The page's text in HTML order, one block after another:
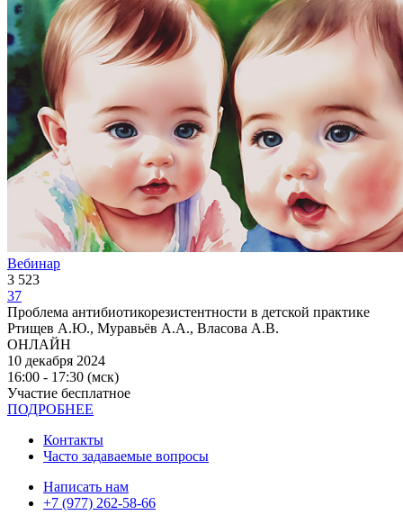
Вебинар
3 523
37
Проблема антибиотикорезистентности в детской практике
Ртищев А.Ю., Муравьёв А.А., Власова А.В.
ОНЛАЙН
10 декабря 2024
16:00 - 17:30 (мск)
Участие бесплатное
ПОДРОБНЕЕ
Контакты
Часто задаваемые вопросы
Написать нам
+7 (977) 262-58-66